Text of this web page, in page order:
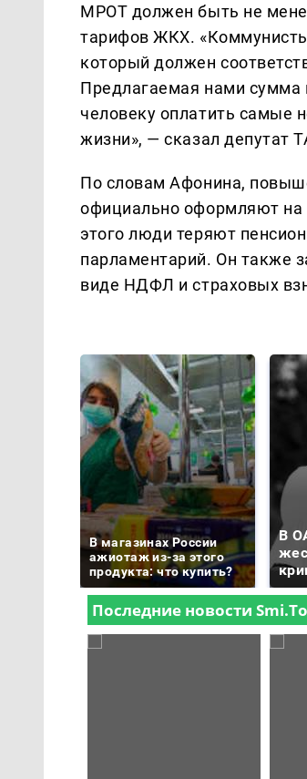
МРОТ должен быть не
тарифов ЖКХ.
который должен
Предлагаемая нами сумма
человеку оплатить самые
жизни», — сказал депутат
По словам Афонина,
официально оформляют на
этого люди теряют
парламентарий. Он также
виде НДФЛ и страховых
В магазинах России
ажиотаж из-за этого
продукта: что купить?
В